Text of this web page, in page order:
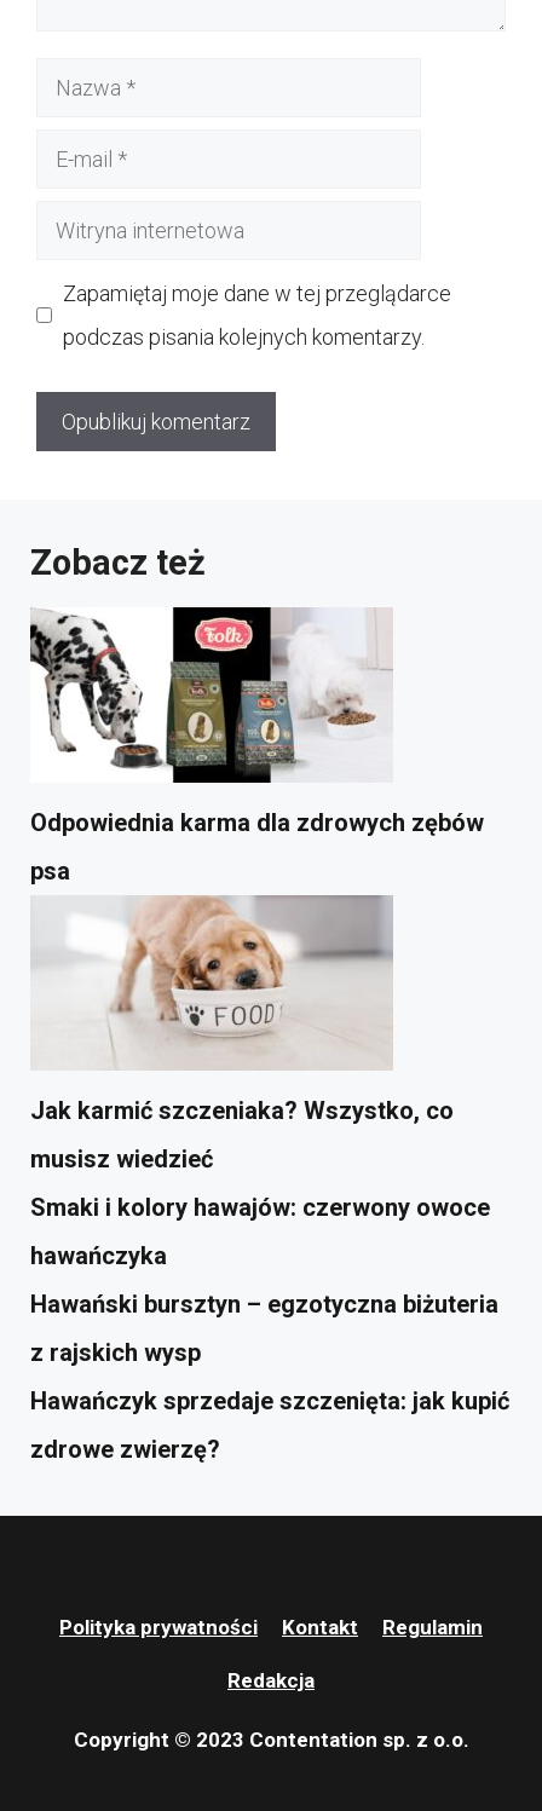
Nazwa
Witryna
Zapamiętaj moje dane w tej przeglądarce
podczas pisania kolejnych komentarzy.
Zobacz też
Odpowiednia karma dla zdrowych zębów
psa
Jak karmić szczeniaka? Wszystko, co
musisz wiedzieć
Smaki i kolory hawajów: czerwony owoce
hawańczyka
Hawański bursztyn – egzotyczna biżuteria
z rajskich wysp
Hawańczyk sprzedaje szczenięta: jak kupić
zdrowe zwierzę?
Polityka prywatności Kontakt Regulamin
Redakcja
Copyright © 2023 Contentation sp. z o.o.